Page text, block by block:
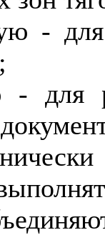
-
;
- для
н
и
н